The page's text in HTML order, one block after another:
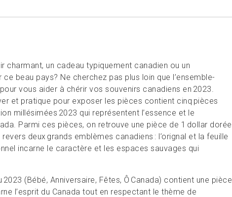
charmant, un cadeau typiquement canadien ou un
beau pays? Ne cherchez pas plus loin que l’ensemble-
vous aider à chérir vos souvenirs canadiens en 2023.
et pratique pour exposer les pièces contient cinq pièces
millésimées 2023 qui représentent l’essence et le
Parmi ces pièces, on retrouve une pièce de 1 dollar dorée
deux grands emblèmes canadiens : l’orignal et la feuille
incarne le caractère et les espaces sauvages qui
(Bébé, Anniversaire, Fêtes, Ô Canada) contient une pièce
l’esprit du Canada tout en respectant le thème de